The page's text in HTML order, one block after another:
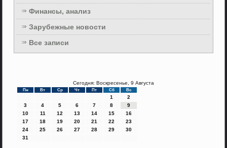
Финансы, анализ
Зарубежные новости
Все записи
Сегодня: Воскресенье, 9 Августа
Пн Вт Ср Чт Пт Сб Вс
1
2
3
4 5 6 7 8
9
10
11 12 13 14 15
16
17
18 19 20 21 22
23
24
25 26 27 28 29
30
31